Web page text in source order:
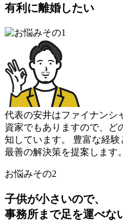
有利に離婚したい
代表の安井はファイナンシ
資家でもありますので、
ど
知しています。 豊富な経験
最善の解決策を提案します。
お悩みその2
子供が小さいので、
事務所まで足を運べな